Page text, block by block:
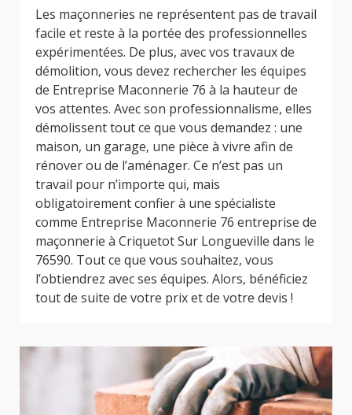
Les maçonneries ne représentent pas de travail
facile et reste à la portée des professionnelles
expérimentées. De plus, avec vos travaux de
démolition, vous devez rechercher les équipes
de Entreprise Maconnerie 76 à la hauteur de
vos attentes. Avec son professionnalisme, elles
démolissent tout ce que vous demandez : une
maison, un garage, une pièce à vivre afin de
rénover ou de l’aménager. Ce n’est pas un
travail pour n’importe qui, mais
obligatoirement confier à une spécialiste
comme Entreprise Maconnerie 76 entreprise de
maçonnerie à Criquetot Sur Longueville dans le
76590. Tout ce que vous souhaitez, vous
l’obtiendrez avec ses équipes. Alors, bénéficiez
tout de suite de votre prix et de votre devis !